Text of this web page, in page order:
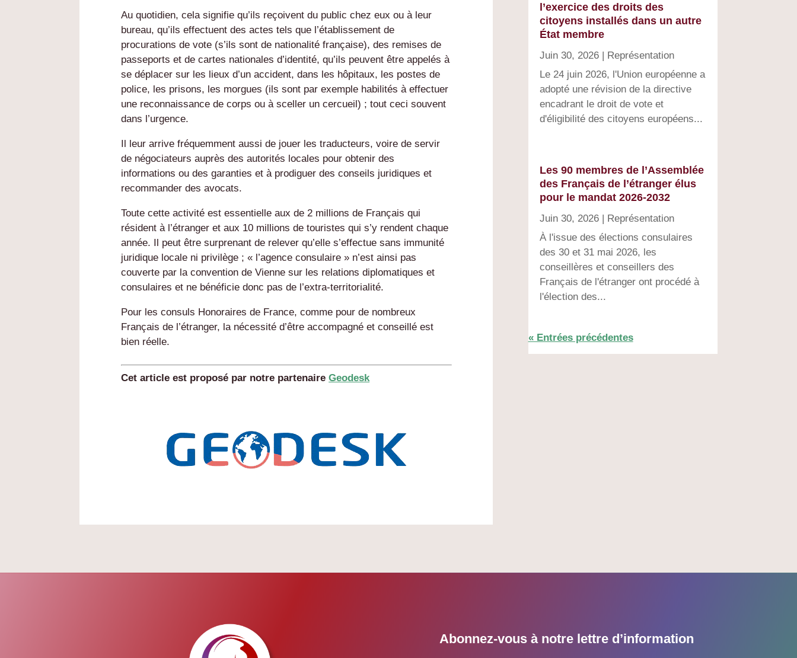
Au quotidien, cela signifie qu’ils reçoivent du public chez eux ou à leur
bureau, qu’ils effectuent des actes tels que l’établissement de
procurations de vote (s’ils sont de nationalité française), des remises de
passeports et de cartes nationales d’identité, qu’ils peuvent être appelés à
se déplacer sur les lieux d’un accident, dans les hôpitaux, les postes de
police, les prisons, les morgues (ils sont par exemple habilités à effectuer
une reconnaissance de corps ou à sceller un cercueil) ; tout ceci souvent
dans l’urgence.
Il leur arrive fréquemment aussi de jouer les traducteurs, voire de servir
de négociateurs auprès des autorités locales pour obtenir des
informations ou des garanties et à prodiguer des conseils juridiques et
recommander des avocats.
Toute cette activité est essentielle aux de 2 millions de Français qui
résident à l’étranger et aux 10 millions de touristes qui s’y rendent chaque
année. Il peut être surprenant de relever qu’elle s’effectue sans immunité
juridique locale ni privilège ; « l’agence consulaire » n’est ainsi pas
couverte par la convention de Vienne sur les relations diplomatiques et
consulaires et ne bénéficie donc pas de l’extra-territorialité.
Pour les consuls Honoraires de France, comme pour de nombreux
Français de l’étranger, la nécessité d’être accompagné et conseillé est
bien réelle.
Cet article est proposé par notre partenaireGeodesk
l’exercice des droits des
citoyens installés dans un autre
État membre
Juin 30, 2026| Représentation
Le 24 juin 2026, l'Union européenne a
adopté une révision de la directive
encadrant le droit de vote et
d'éligibilité des citoyens européens...
Les 90 membres de l’Assemblée
des Français de l’étranger élus
pour le mandat 2026-2032
Juin 30, 2026| Représentation
À l'issue des élections consulaires
des 30 et 31 mai 2026, les
conseillères et conseillers des
Français de l'étranger ont procédé à
l'élection des...
« Entrées précédentes
Abonnez-vous à notre lettre d’information